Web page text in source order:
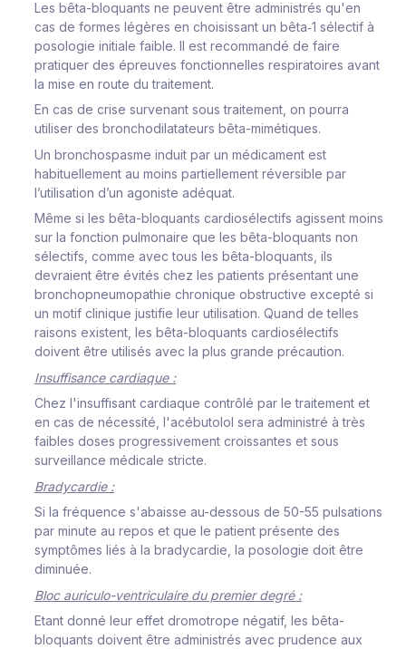
Les bêta-bloquants ne peuvent être administrés qu'en
cas de formes légères en choisissant un bêta‑1 sélectif à
posologie initiale faible. Il est recommandé de faire
pratiquer des épreuves fonctionnelles respiratoires avant
la mise en route du traitement.
En cas de crise survenant sous traitement, on pourra
utiliser des bronchodilatateurs bêta-mimétiques.
Un bronchospasme induit par un médicament est
habituellement au moins partiellement réversible par
l’utilisation d’un agoniste adéquat.
Même si les bêta-bloquants cardiosélectifs agissent moins
sur la fonction pulmonaire que les bêta-bloquants non
sélectifs, comme avec tous les bêta-bloquants, ils
devraient être évités chez les patients présentant une
bronchopneumopathie chronique obstructive excepté si
un motif clinique justifie leur utilisation. Quand de telles
raisons existent, les bêta-bloquants cardiosélectifs
doivent être utilisés avec la plus grande précaution.
Insuffisance cardiaque :
Chez l'insuffisant cardiaque contrôlé par le traitement et
en cas de nécessité, l'acébutolol sera administré à très
faibles doses progressivement croissantes et sous
surveillance médicale stricte.
Bradycardie :
Si la fréquence s'abaisse au-dessous de 50-55 pulsations
par minute au repos et que le patient présente des
symptômes liés à la bradycardie, la posologie doit être
diminuée.
Bloc auriculo-ventriculaire du premier degré :
Etant donné leur effet dromotrope négatif, les bêta-
bloquants doivent être administrés avec prudence aux